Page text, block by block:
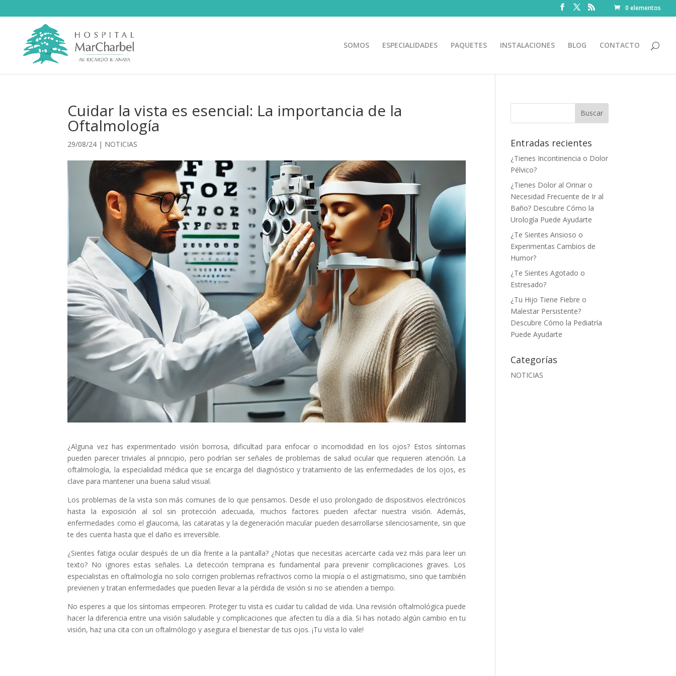
0 elementos
SOMOS ESPECIALIDADES PAQUETES INSTALACIONES BLOG CONTACTO
Cuidar la vista es esencial: La importancia de la
Oftalmología
29/08/24 | NOTICIAS
¿Alguna vez has experimentado visión borrosa, dificultad para enfocar o incomodidad en los ojos? Estos síntomas
pueden parecer triviales al principio, pero podrían ser señales de problemas de salud ocular que requieren atención. La
oftalmología, la especialidad médica que se encarga del diagnóstico y tratamiento de las enfermedades de los ojos, es
clave para mantener una buena salud visual.
Los problemas de la vista son más comunes de lo que pensamos. Desde el uso prolongado de dispositivos electrónicos
hasta la exposición al sol sin protección adecuada, muchos factores pueden afectar nuestra visión. Además,
enfermedades como el glaucoma, las cataratas y la degeneración macular pueden desarrollarse silenciosamente, sin que
te des cuenta hasta que el daño es irreversible.
¿Sientes fatiga ocular después de un día frente a la pantalla? ¿Notas que necesitas acercarte cada vez más para leer un
texto? No ignores estas señales. La detección temprana es fundamental para prevenir complicaciones graves. Los
especialistas en oftalmología no solo corrigen problemas refractivos como la miopía o el astigmatismo, sino que también
previenen y tratan enfermedades que pueden llevar a la pérdida de visión si no se atienden a tiempo.
No esperes a que los síntomas empeoren. Proteger tu vista es cuidar tu calidad de vida. Una revisión oftalmológica puede
hacer la diferencia entre una visión saludable y complicaciones que afecten tu día a día. Si has notado algún cambio en tu
visión, haz una cita con un oftalmólogo y asegura el bienestar de tus ojos. ¡Tu vista lo vale!
Entradas recientes
¿Tienes Incontinencia o Dolor
Pélvico?
¿Tienes Dolor al Orinar o
Necesidad Frecuente de Ir al
Baño? Descubre Cómo la
Urología Puede Ayudarte
¿Te Sientes Ansioso o
Experimentas Cambios de
Humor?
¿Te Sientes Agotado o
Estresado?
¿Tu Hijo Tiene Fiebre o
Malestar Persistente?
Descubre Cómo la Pediatría
Puede Ayudarte
Categorías
NOTICIAS